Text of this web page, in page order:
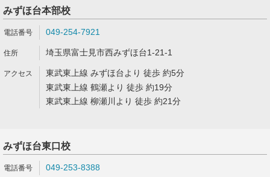
みずほ台本部校
049-254-7921
埼玉県富士見市西みずほ台1-21-1
東武東上線 みずほ台より 徒歩 約5分
東武東上線 鶴瀬より 徒歩 約19分
東武東上線 柳瀬川より 徒歩 約21分
みずほ台東口校
049-253-8388